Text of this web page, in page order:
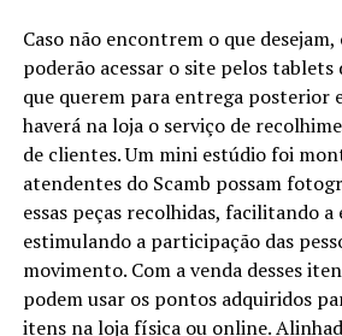
Caso não encontrem o que
poderão acessar o site pelos tablets
que querem para entrega posterior
haverá na loja o serviço de
de clientes. Um mini estúdio foi
atendentes do Scamb possam
essas peças recolhidas, facilitando a
estimulando a participação das
movimento. Com a venda desses
podem usar os pontos adquiridos
itens na loja física ou online.